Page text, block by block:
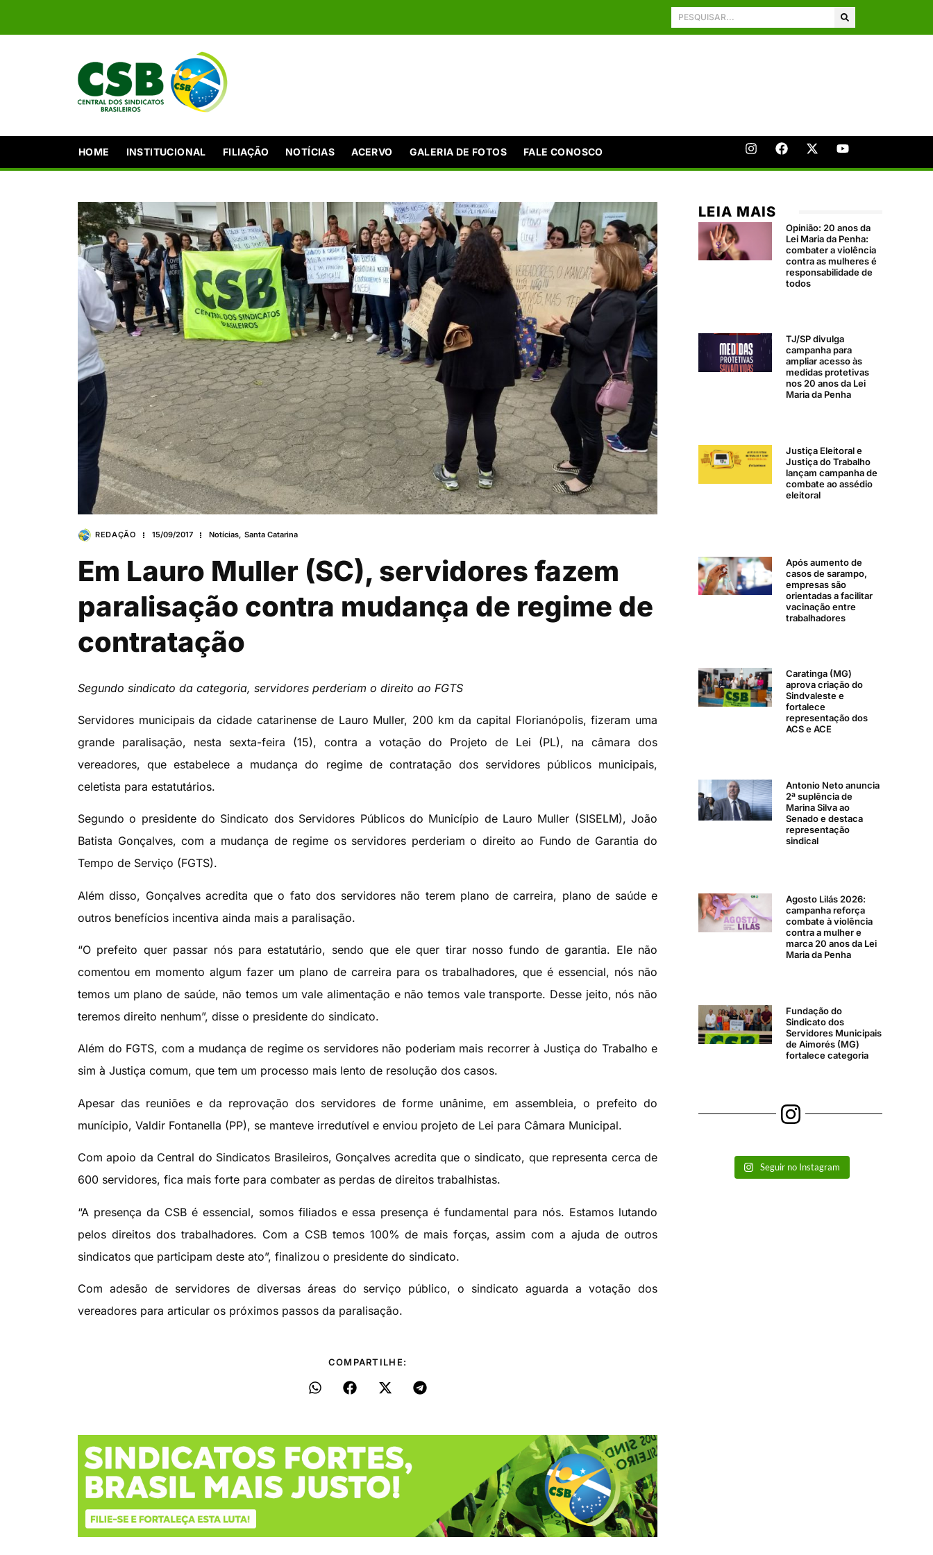
HOME INSTITUCIONAL FILIAÇÃO NOTÍCIAS ACERVO GALERIA DE FOTOS FALE CONOSCO
REDAÇÃO 15/09/2017 Notícias, Santa Catarina
Em Lauro Muller (SC), servidores fazem
paralisação contra mudança de regime de
contratação
Segundo sindicato da categoria, servidores perderiam o direito ao FGTS
Servidores municipais da cidade catarinense de Lauro Muller, 200 km da capital Florianópolis, fizeram uma
grande paralisação, nesta sexta-feira (15), contra a votação do Projeto de Lei (PL), na câmara dos
vereadores, que estabelece a mudança do regime de contratação dos servidores públicos municipais,
celetista para estatutários.
Segundo o presidente do Sindicato dos Servidores Públicos do Município de Lauro Muller (SISELM), João
Batista Gonçalves, com a mudança de regime os servidores perderiam o direito ao Fundo de Garantia do
Tempo de Serviço (FGTS).
Além disso, Gonçalves acredita que o fato dos servidores não terem plano de carreira, plano de saúde e
outros benefícios incentiva ainda mais a paralisação.
“O prefeito quer passar nós para estatutário, sendo que ele quer tirar nosso fundo de garantia. Ele não
comentou em momento algum fazer um plano de carreira para os trabalhadores, que é essencial, nós não
temos um plano de saúde, não temos um vale alimentação e não temos vale transporte. Desse jeito, nós não
teremos direito nenhum”, disse o presidente do sindicato.
Além do FGTS, com a mudança de regime os servidores não poderiam mais recorrer à Justiça do Trabalho e
sim à Justiça comum, que tem um processo mais lento de resolução dos casos.
Apesar das reuniões e da reprovação dos servidores de forme unânime, em assembleia, o prefeito do
munícipio, Valdir Fontanella (PP), se manteve irredutível e enviou projeto de Lei para Câmara Municipal.
Com apoio da Central do Sindicatos Brasileiros, Gonçalves acredita que o sindicato, que representa cerca de
600 servidores, fica mais forte para combater as perdas de direitos trabalhistas.
“A presença da CSB é essencial, somos filiados e essa presença é fundamental para nós. Estamos lutando
pelos direitos dos trabalhadores. Com a CSB temos 100% de mais forças, assim com a ajuda de outros
sindicatos que participam deste ato”, finalizou o presidente do sindicato.
Com adesão de servidores de diversas áreas do serviço público, o sindicato aguarda a votação dos
vereadores para articular os próximos passos da paralisação.
COMPARTILHE:
LEIA MAIS
Opinião: 20 anos da
Lei Maria da Penha:
combater a violência
contra as mulheres é
responsabilidade de
todos
TJ/SP divulga
campanha para
ampliar acesso às
medidas protetivas
nos 20 anos da Lei
Maria da Penha
Justiça Eleitoral e
Justiça do Trabalho
lançam campanha de
combate ao assédio
eleitoral
Após aumento de
casos de sarampo,
empresas são
orientadas a facilitar
vacinação entre
trabalhadores
Caratinga (MG)
aprova criação do
Sindvaleste e
fortalece
representação dos
ACS e ACE
Antonio Neto anuncia
2ª suplência de
Marina Silva ao
Senado e destaca
representação
sindical
Agosto Lilás 2026:
campanha reforça
combate à violência
contra a mulher e
marca 20 anos da Lei
Maria da Penha
Fundação do
Sindicato dos
Servidores Municipais
de Aimorés (MG)
fortalece categoria
Seguir no Instagram